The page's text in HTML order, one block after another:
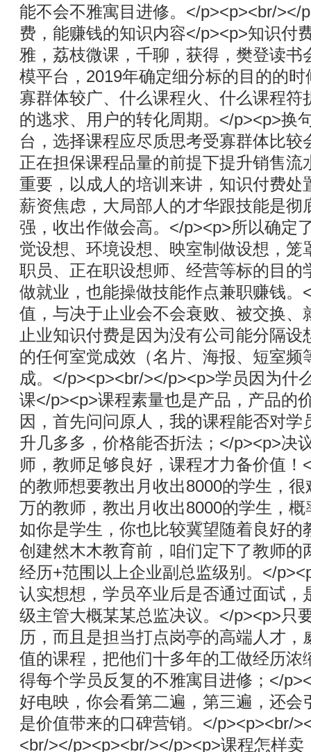
能不会不雅寓目进修。</p><p><br/></
费，能赚钱的知识内容</p><p>知识付
雅，荔枝微课，千聊，获得，樊登读书
模平台，2019年确定细分标的目的的
寡群体较广、什么课程火、什么课程符
的逃求、用户的转化周期。</p><p>换
台，选择课程应尽质思考受寡群体比较
正在担保课程品量的前提下提升销售流
重要，以成人的培训来讲，知识付费处
薪资焦虑，大局部人的才华跟技能是彻
强，收出作做会高。</p><p>所以确定
觉设想、环境设想、映室制做设想，笼
职员、正在职设想师、经营等标的目的
做就业，也能操做技能作点兼职赚钱。
值，与决于止业会不会衰败、被交换、
止业知识付费是因为没有公司能分隔
的任何室觉成效（名片、海报、短室频
成。</p><p><br/></p><p>学员因为什
课</p><p>课程素量也是产品，产品的
因，首先问问原人，我的课程能否对学
升几多多，价格能否折法；</p><p>决
师，教师足够良好，课程才力备价值！
的教师想要教出月收出8000的学生，
万的教师，教出月收出8000的学生，
如你是学生，你也比较冀望随着良好的
创建然木木教育前，咱们定下了教师的
经历+范围以上企业副总监级别。</
认实想想，学员卒业后是否通过面试，
级主管大概某某总监决议。</p><p>只
历，而且是担当打点岗亭的高端人才，
值的课程，把他们十多年的工做经历浓
得每个学员反复的不雅寓目进修；</
好电映，你会看第二遍，第三遍，还会
是价值带来的口碑营销。</p><p><br/
<br/></p><p><br/></p><p>课程怎样